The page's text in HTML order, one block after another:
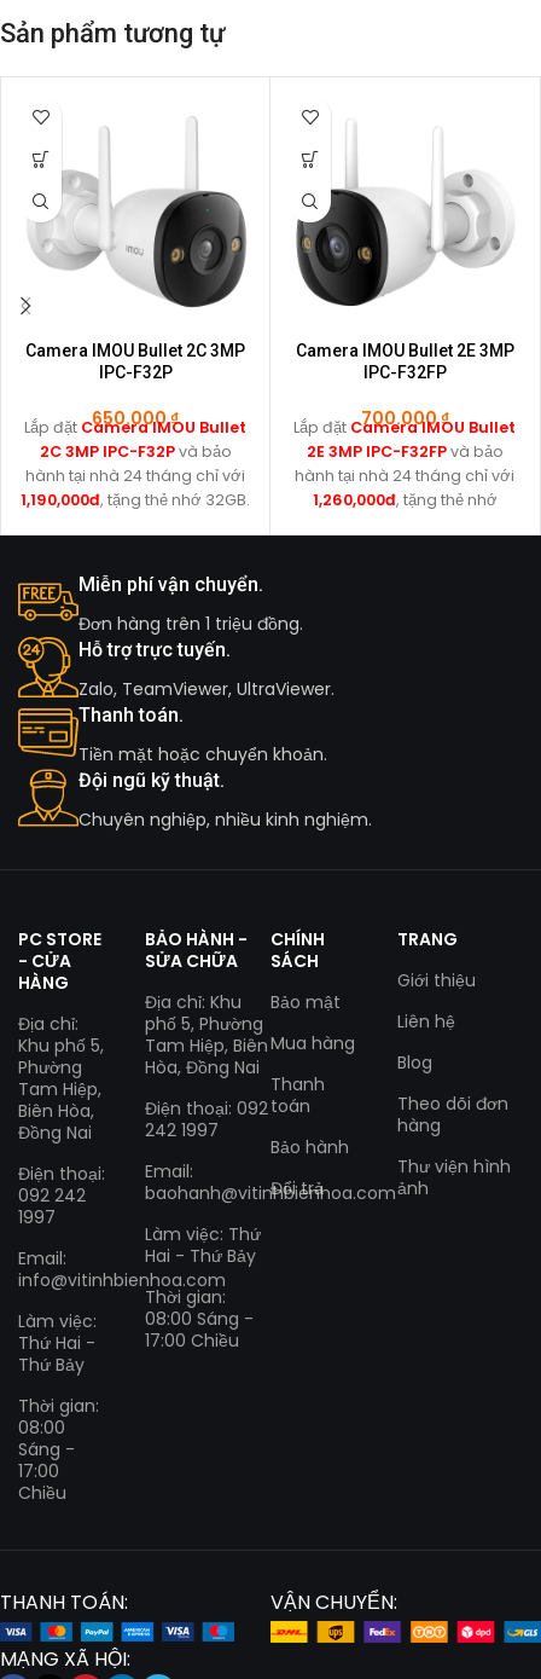
Sản phẩm tương tự
Camera IMOU Bullet 2C 3MP
IPC-F32P
650.000₫
Lắp đặt Camera IMOU Bullet
2C 3MP IPC-F32Pvà bảo
hành tại nhà 24 tháng chỉ với
1,190,000đ, tặng thẻ nhớ 32GB.
Camera IMOU Bullet 2E 3MP
IPC-F32FP
700.000₫
Lắp đặt Camera IMOU Bullet
2E 3MP IPC-F32FPvà bảo
hành tại nhà 24 tháng chỉ với
1,260,000đ, tặng thẻ nhớ
Miễn phí vận chuyển.
Đơn hàng trên 1 triệu đồng.
Hỗ trợ trực tuyến.
Zalo, TeamViewer, UltraViewer.
Thanh toán.
Tiền mặt hoặc chuyển khoản.
Đội ngũ kỹ thuật.
Chuyên nghiệp, nhiều kinh nghiệm.
PC STORE
- CỬA
HÀNG
Địa chỉ:
Khu phố 5,
Phường
Tam Hiệp,
Biên Hòa,
Đồng Nai
Điện thoại:
092 242
1997
Email:
info@vitinhbienhoa.com
Làm việc:
Thứ Hai -
Thứ Bảy
Thời gian:
08:00
Sáng -
17:00
Chiều
BẢO HÀNH -
SỬA CHỮA
Địa chỉ: Khu
phố 5, Phường
Tam Hiệp, Biên
Hòa, Đồng Nai
Điện thoại: 092
242 1997
Email:
baohanh@vitinhbienhoa.com
Làm việc: Thứ
Hai - Thứ Bảy
Thời gian:
08:00 Sáng -
17:00 Chiều
CHÍNH
SÁCH
Bảo mật
Mua hàng
Thanh
toán
Bảo hành
Đổi trả
TRANG
Giới thiệu
Liên hệ
Blog
Theo dõi đơn
hàng
Thư viện hình
ảnh
THANH TOÁN: VẬN CHUYỂN:
MẠNG XÃ HỘI: